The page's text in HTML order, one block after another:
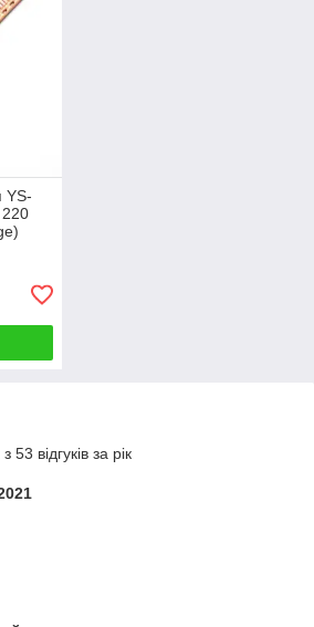
YS-
53 відгуків за рік